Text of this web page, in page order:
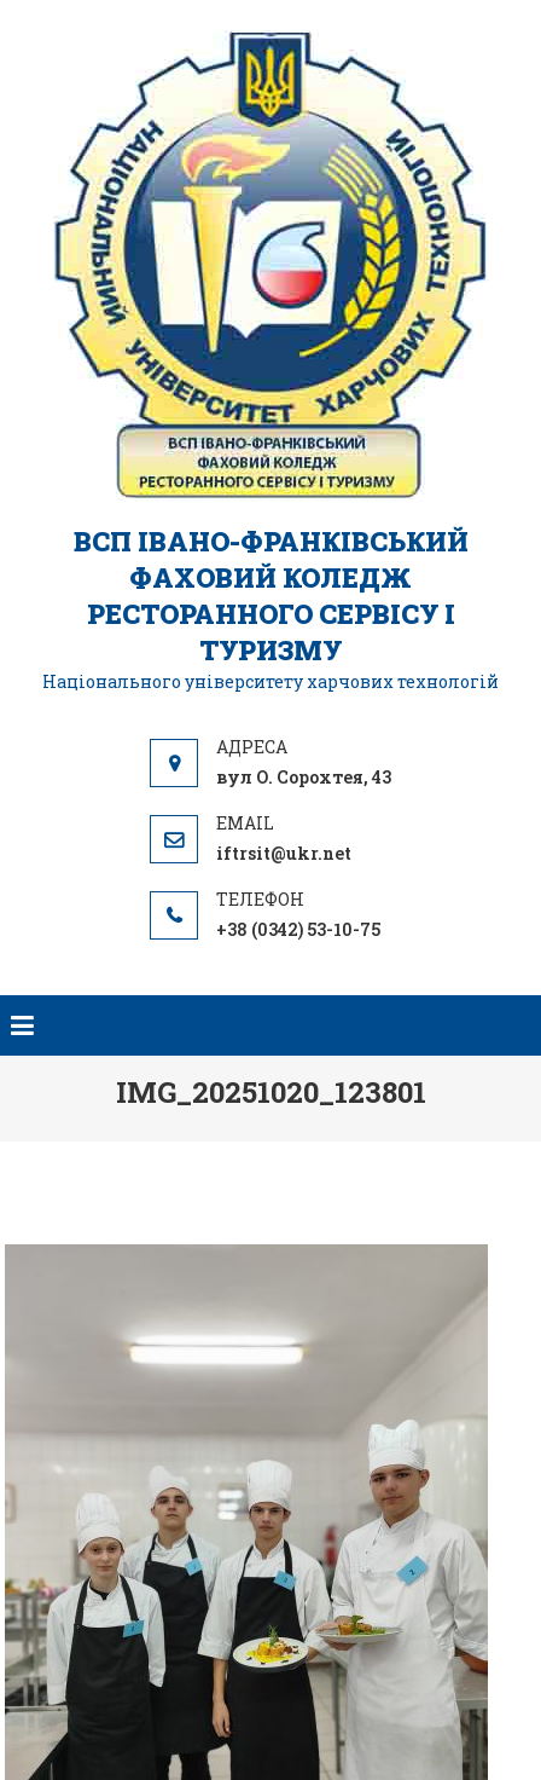
ВСП ІВАНО-ФРАНКІВСЬКИЙ
ФАХОВИЙ КОЛЕДЖ
РЕСТОРАННОГО СЕРВІСУ І
ТУРИЗМУ
Національного університету харчових технологій
вул О. Сорохтея, 43
iftrsit@ukr.net
+38 (0342) 53-10-75
IMG_20251020_123801